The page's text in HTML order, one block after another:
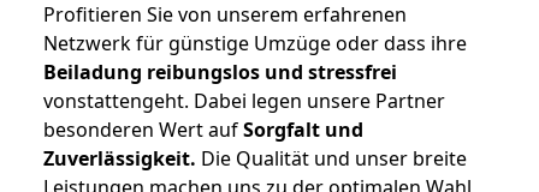
Profitieren Sie von unserem erfahrenen
Netzwerk für günstige Umzüge oder dass ihre
Beiladung reibungslos und stressfrei
vonstattengeht. Dabei legen unsere Partner
besonderen Wert aufSorgfalt und
Zuverlässigkeit. Die Qualität und unser breite